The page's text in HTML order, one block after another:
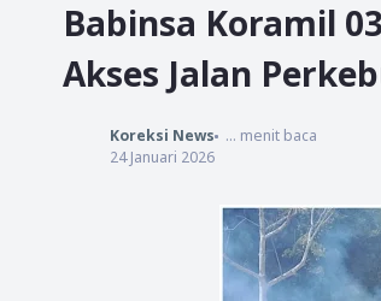
Babinsa Koramil
Akses Jalan
Koreksi News ... menit baca
24 Januari 2026